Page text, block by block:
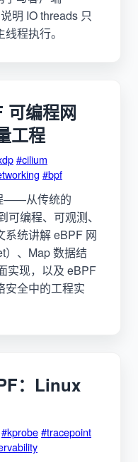
明 IO threads 只
程执行。
可编程网
工程
#cilium
#bpf
——从传统的
编程、可观测、
系统讲解 eBPF 网
）、Map 数据结
实现，以及 eBPF
安全中的工程实
：Linux
#kprobe#tracepoint